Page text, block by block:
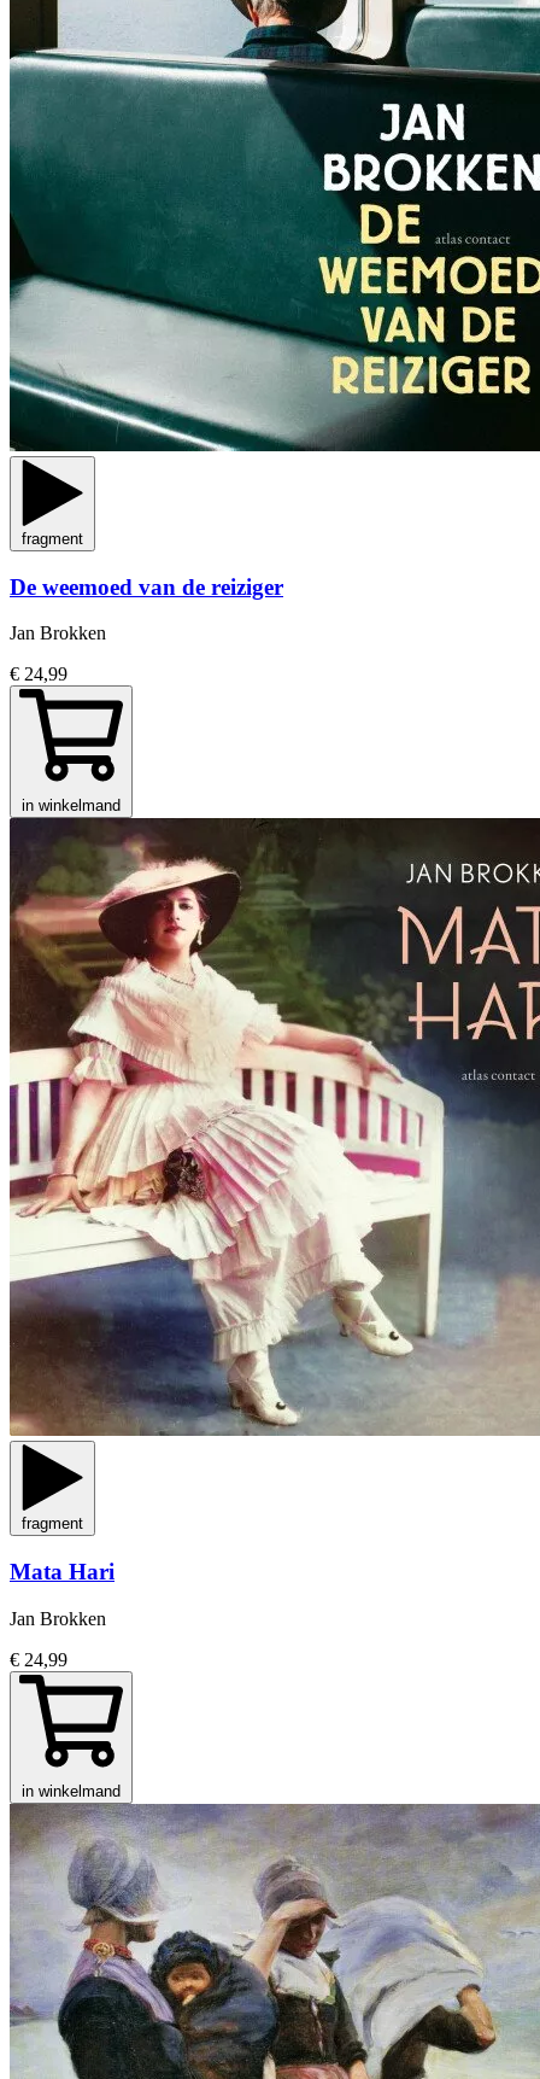
fragment
De weemoed van de reiziger
Jan Brokken
€ 24,99
in winkelmand
fragment
Mata Hari
Jan Brokken
€ 24,99
in winkelmand